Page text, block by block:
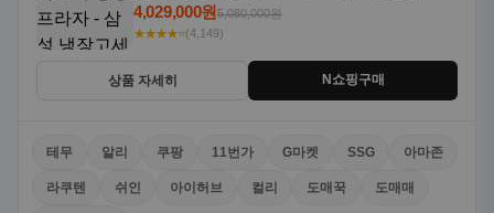
주가전 빌트인 화이트
4,029,000원5,080,000원
★★★★⭐(4,149)
상품 자세히 N쇼핑구매
테무 알리 쿠팡 11번가 G마켓 SSG 아마존
라쿠텐 쉬인 아이허브 컬리 도매꾹 도매매